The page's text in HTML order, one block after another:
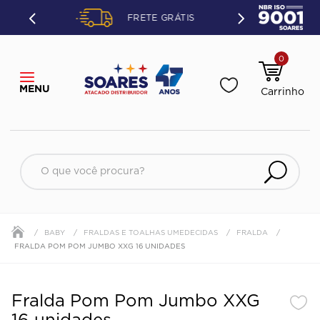
FRETE GRÁTIS
0
O que você procura?
BABY FRALDAS E TOALHAS UMEDECIDAS
FRALDA
FRALDA POM POM JUMBO XXG 16 UNIDADES
Fralda Pom Pom Jumbo XXG